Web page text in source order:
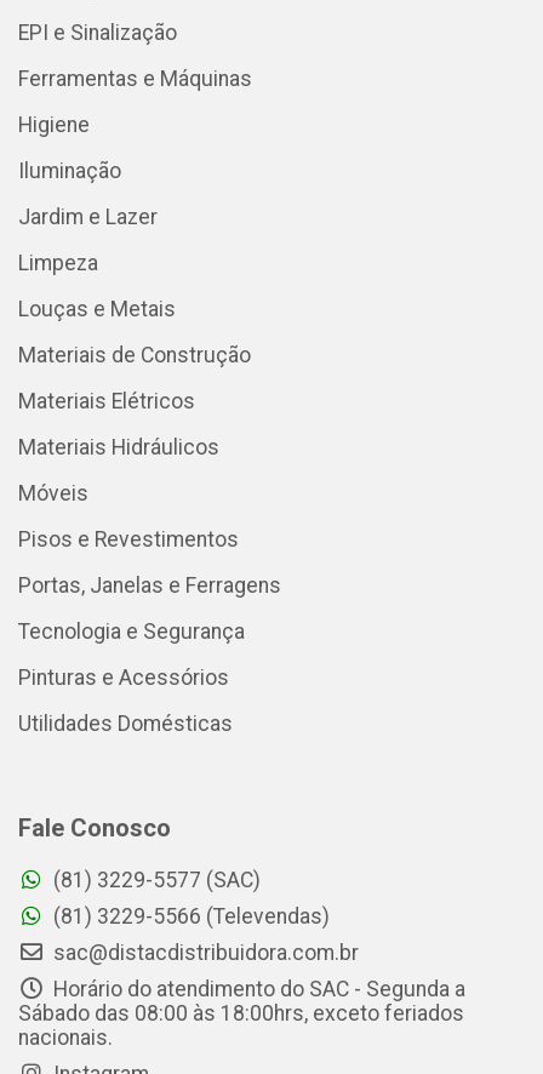
EPI e Sinalização
Ferramentas e Máquinas
Higiene
Iluminação
Jardim e Lazer
Limpeza
Louças e Metais
Materiais de Construção
Materiais Elétricos
Materiais Hidráulicos
Móveis
Pisos e Revestimentos
Portas, Janelas e Ferragens
Tecnologia e Segurança
Pinturas e Acessórios
Utilidades Domésticas
Fale Conosco
(81) 3229-5577 (SAC)
(81) 3229-5566 (Televendas)
sac@distacdistribuidora.com.br
Horário do atendimento do SAC - Segunda a
Sábado das 08:00 às 18:00hrs, exceto feriados
nacionais.